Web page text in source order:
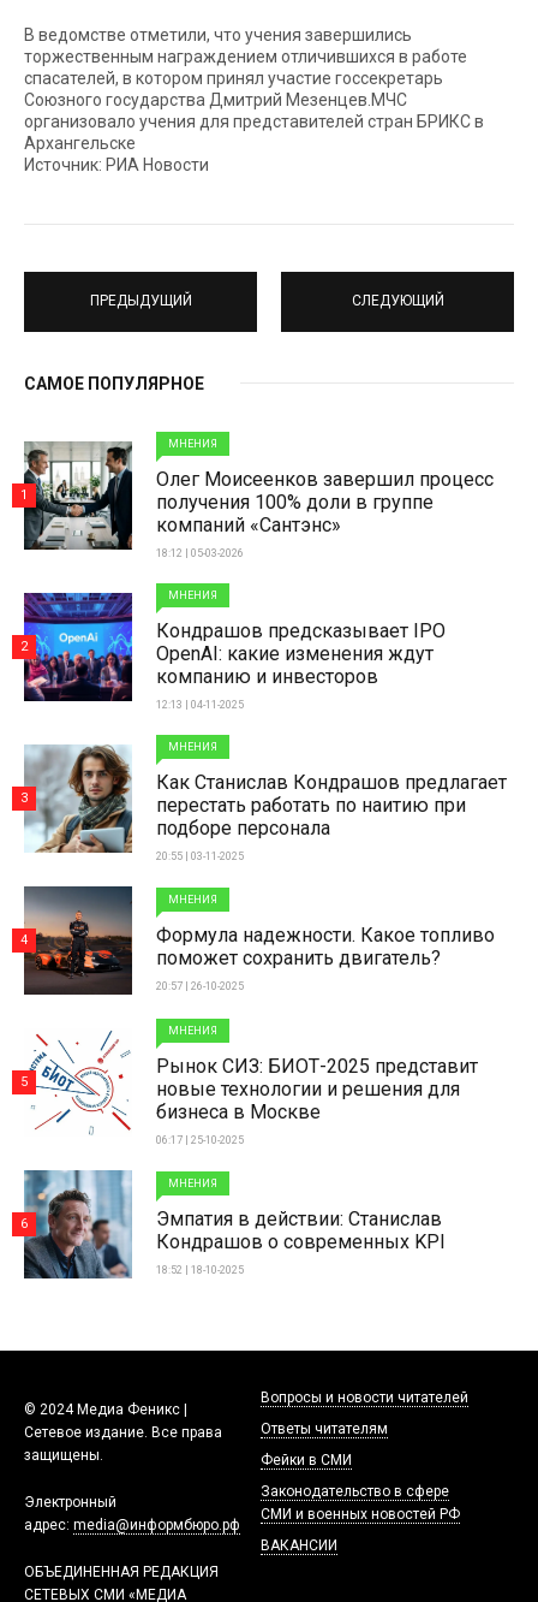
В ведомстве отметили, что учения завершились
торжественным награждением отличившихся в работе
спасателей, в котором принял участие госсекретарь
Союзного государства Дмитрий Мезенцев.МЧС
организовало учения для представителей стран БРИКС в
Архангельске
Источник: РИА Новости
ПРЕДЫДУЩИЙ СЛЕДУЮЩИЙ
САМОЕ ПОПУЛЯРНОЕ
МНЕНИЯ
Олег Моисеенков завершил процесс
получения 100% доли в группе
компаний «Сантэнс»
18:12 | 05-03-2026
1
МНЕНИЯ
Кондрашов предсказывает IPO
OpenAI: какие изменения ждут
компанию и инвесторов
12:13 | 04-11-2025
2
МНЕНИЯ
Как Станислав Кондрашов предлагает
перестать работать по наитию при
подборе персонала
20:55 | 03-11-2025
3
МНЕНИЯ
Формула надежности. Какое топливо
поможет сохранить двигатель?
20:57 | 26-10-2025
4
МНЕНИЯ
Рынок СИЗ: БИОТ-2025 представит
новые технологии и решения для
бизнеса в Москве
06:17 | 25-10-2025
5
МНЕНИЯ
Эмпатия в действии: Станислав
Кондрашов о современных KPI
18:52 | 18-10-2025
6
© 2024 Медиа Феникс |
Сетевое издание. Все права
защищены.
Электронный
адрес: media@информбюро.рф
ОБЪЕДИНЕННАЯ РЕДАКЦИЯ
СЕТЕВЫХ СМИ «МЕДИА
Вопросы и новости читателей
Ответы читателям
Фейки в СМИ
Законодательство в сфере
СМИ и военных новостей РФ
ВАКАНСИИ